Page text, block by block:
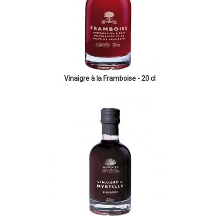
Vinaigre à la Framboise - 20 cl